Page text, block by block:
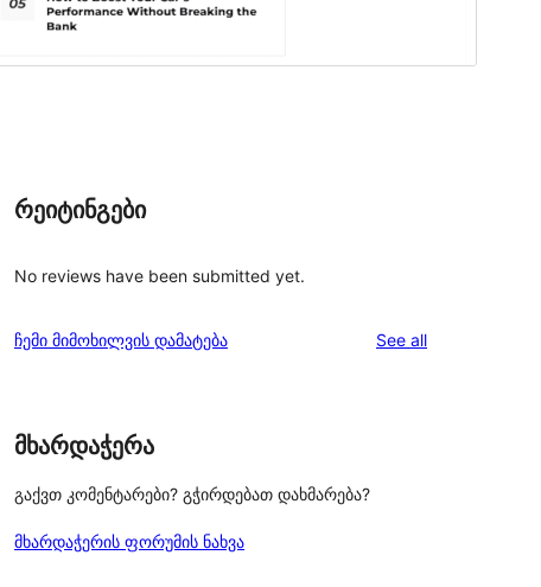
რეიტინგები
No reviews have been submitted yet.
ჩემი მიმოხილვის დამატება See allreviews
მხარდაჭერა
გაქვთ კომენტარები? გჭირდებათ დახმარება?
მხარდაჭერის ფორუმის ნახვა